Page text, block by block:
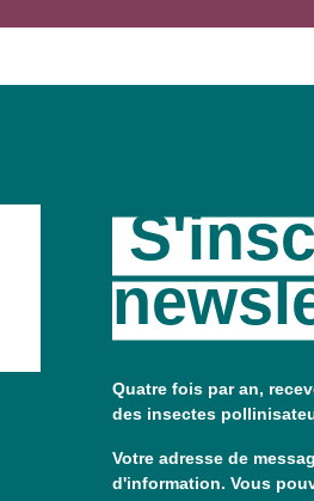
Quatre fois par an,
des insectes
Votre adresse de
d'information. Vous